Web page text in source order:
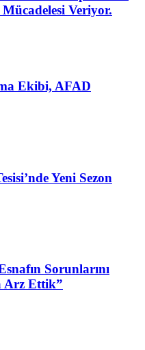
Veriyor.
Ekibi, AFAD
Yeni Sezon
Sorunlarını
Arz Ettik”